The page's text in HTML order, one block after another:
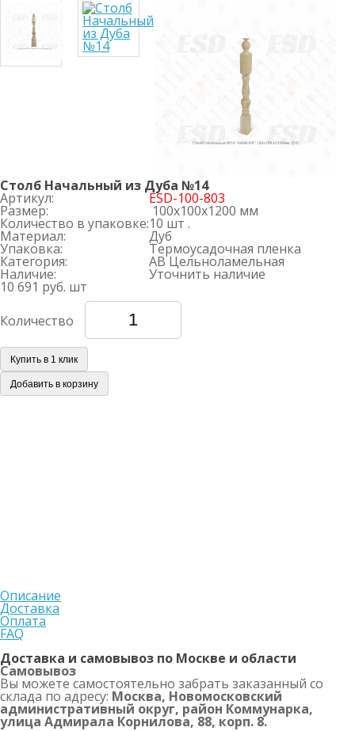
Столб Начальный из Дуба №14
Артикул: ESD-100-803
Размер: 100х100х1200 мм
Количество в упаковке:10 шт .
Материал: Дуб
Упаковка: Термоусадочная пленка
Категория: AB Цельноламельная
Наличие: Уточнить наличие
10 691 руб. шт
Количество
Купить в 1 клик
Добавить в корзину
Описание
Доставка
Оплата
FAQ
Доставка и самовывоз по Москве и области
Самовывоз
Вы можете самостоятельно забрать заказанный со
склада по адресу: Москва, Новомосковский
административный округ, район Коммунарка,
улица Адмирала Корнилова, 88, корп. 8.